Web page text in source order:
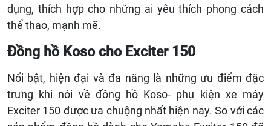
dụng, thích hợp cho những ai yêu thích phong cách
thể thao, mạnh mẽ.
Đồng hồ Koso cho Exciter 150
Nổi bật, hiện đại và đa năng là những ưu điểm đặc
trưng khi nói về đồng hồ Koso- phụ kiện xe máy
Exciter 150 được ưa chuộng nhất hiện nay. So với các